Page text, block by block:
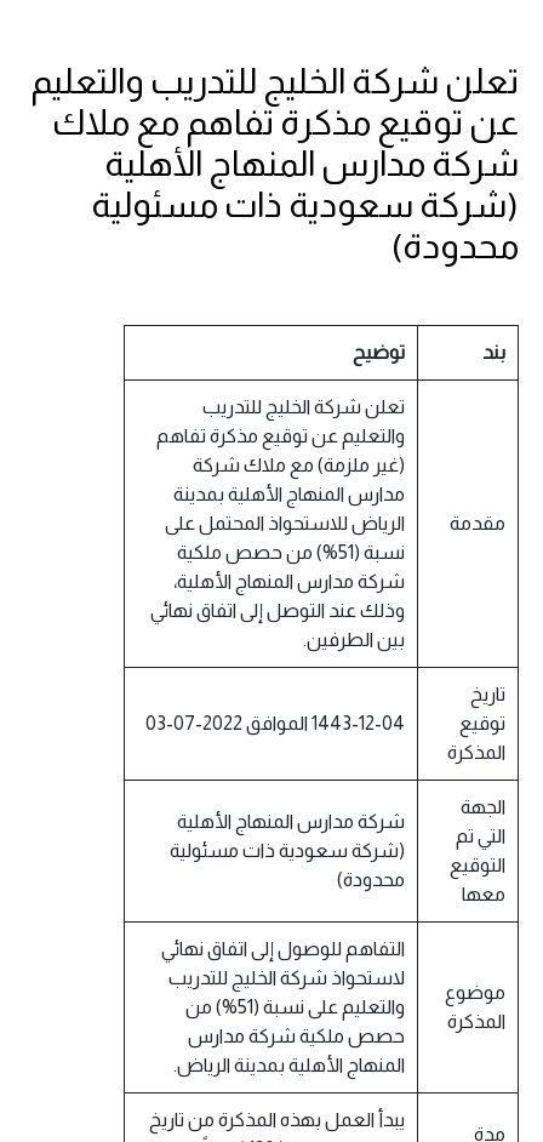
تعلن شركة الخليج للتدريب والتعليم
عن توقيع مذكرة تفاهم مع ملاك
شركة مدارس المنهاج الأهلية
(شركة سعودية ذات مسئولية
محدودة)
بند توضيح
مقدمة
تعلن شركة الخليج للتدريب
والتعليم عن توقيع مذكرة تفاهم
(غير ملزمة) مع ملاك شركة
مدارس المنهاج الأهلية بمدينة
الرياض للاستحواذ المحتمل على
نسبة (51%) من حصص ملكية
شركة مدارس المنهاج الأهلية،
وذلك عند التوصل إلى اتفاق نهائي
بين الطرفين.
تاريخ
توقيع
المذكرة
1443-12-04 الموافق 2022-07-03
الجهة
التي تم
التوقيع
معها
شركة مدارس المنهاج الأهلية
(شركة سعودية ذات مسئولية
محدودة)
موضوع
المذكرة
التفاهم للوصول إلى اتفاق نهائي
لاستحواذ شركة الخليج للتدريب
والتعليم على نسبة (51%) من
حصص ملكية شركة مدارس
المنهاج الأهلية بمدینة الرياض.
مدة
يبدأ العمل بهذه المذكرة من تاريخ